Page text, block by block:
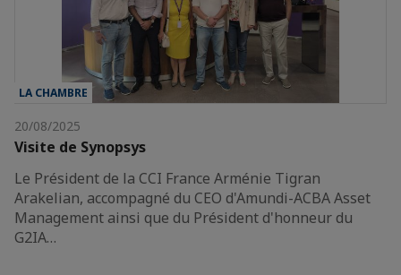
LA CHAMBRE
20/08/2025
Visite de Synopsys
Le Président de la CCI France Arménie Tigran
Arakelian, accompagné du CEO d'Amundi-ACBA Asset
Management ainsi que du Président d'honneur du
G2IA…